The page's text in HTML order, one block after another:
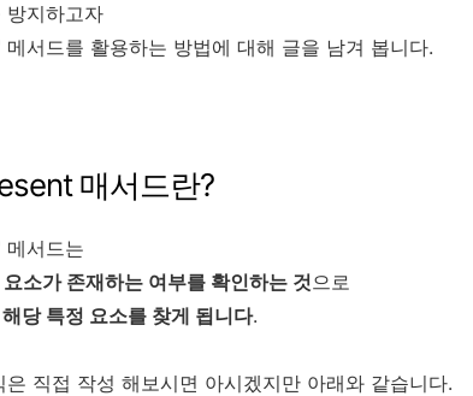
방지하고자
서드를 활용하는 방법에 대해 글을 남겨 봅니다.
매서드란?
서드는
소가 존재하는 여부를 확인하는 것으로
당 특정 요소를 찾게 됩니다.
직접 작성 해보시면 아시겠지만 아래와 같습니다.